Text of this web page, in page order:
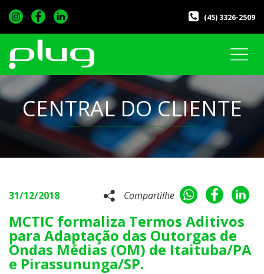
(45) 3326-2509
CENTRAL DO CLIENTE
31/12/2018 Compartilhe
MCTIC formaliza Termos Aditivos
para Adaptação das Outorgas de
Ondas Médias (OM) de Itaituba/PA
e Pirassununga/SP.